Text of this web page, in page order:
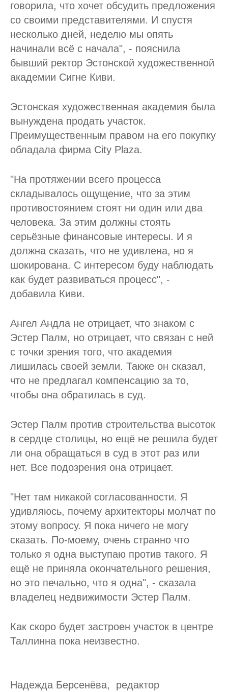
говорила, что хочет обсудить предложения
со своими представителями. И спустя
несколько дней, неделю мы опять
начинали всё с начала", - пояснила
бывший ректор Эстонской художественной
академии Сигне Киви.
Эстонская художественная академия была
вынуждена продать участок.
Преимущественным правом на его покупку
обладала фирма City Plaza.
"На протяжении всего процесса
складывалось ощущение, что за этим
противостоянием стоят ни один или два
человека. За этим должны стоять
серьёзные финансовые интересы. И я
должна сказать, что не удивлена, но я
шокирована. С интересом буду наблюдать
как будет развиваться процесс", -
добавила Киви.
Ангел Андла не отрицает, что знаком с
Эстер Палм, но отрицает, что связан с ней
с точки зрения того, что академия
лишилась своей земли. Также он сказал,
что не предлагал компенсацию за то,
чтобы она обратилась в суд.
Эстер Палм против строительства высоток
в сердце столицы, но ещё не решила будет
ли она обращаться в суд в этот раз или
нет. Все подозрения она отрицает.
"Нет там никакой согласованности. Я
удивляюсь, почему архитекторы молчат по
этому вопросу. Я пока ничего не могу
сказать. По-моему, очень странно что
только я одна выступаю против такого. Я
ещё не приняла окончательного решения,
но это печально, что я одна", - сказала
владелец недвижимости Эстер Палм.
Как скоро будет застроен участок в центре
Таллинна пока неизвестно.
Надежда Берсенёва, редактор